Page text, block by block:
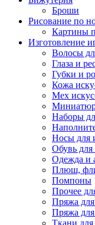
Броши
Рисование по
Картины
Изготовление
Волосы
Глаза и
Губки и
Кожа
Мех
Наборы
Носы для
Обувь для
Одежда и
Плюш,
Помпоны
Прочее
Пряжа
Пряжа
Ткани